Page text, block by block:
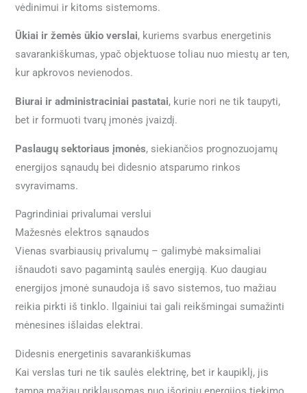
vėdinimui ir kitoms sistemoms.
Ūkiai ir žemės ūkio verslai, kuriems svarbus energetinis
savarankiškumas, ypač objektuose toliau nuo miestų ar ten,
kur apkrovos nevienodos.
Biurai ir administraciniai pastatai, kurie nori ne tik taupyti,
bet ir formuoti tvarų įmonės įvaizdį.
Paslaugų sektoriaus įmonės, siekiančios prognozuojamų
energijos sąnaudų bei didesnio atsparumo rinkos
svyravimams.
Pagrindiniai privalumai verslui
Mažesnės elektros sąnaudos
Vienas svarbiausių privalumų – galimybė maksimaliai
išnaudoti savo pagamintą saulės energiją. Kuo daugiau
energijos įmonė sunaudoja iš savo sistemos, tuo mažiau
reikia pirkti iš tinklo. Ilgainiui tai gali reikšmingai sumažinti
mėnesines išlaidas elektrai.
Didesnis energetinis savarankiškumas
Kai verslas turi ne tik saulės elektrinę, bet ir kaupiklį, jis